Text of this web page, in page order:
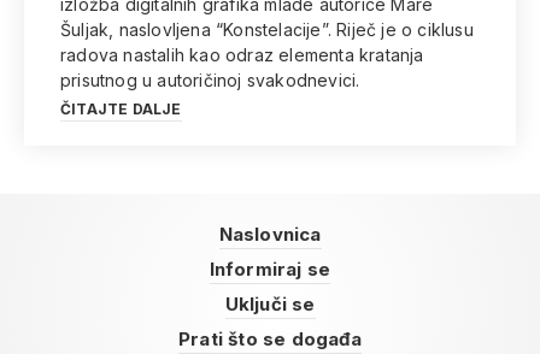
izložba digitalnih grafika mlade autorice Mare
Šuljak, naslovljena “Konstelacije”. Riječ je o ciklusu
radova nastalih kao odraz elementa kratanja
prisutnog u autoričinoj svakodnevici.
ČITAJTE DALJE
Naslovnica
Informiraj se
Uključi se
Prati što se događa